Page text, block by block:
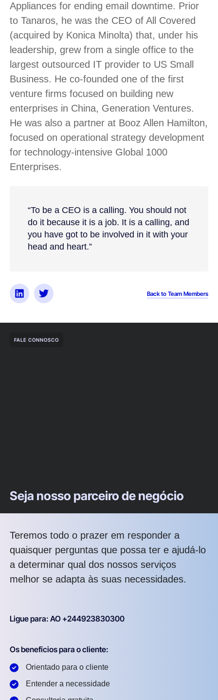
Appliances for ending email downtime. Prior
to Tanaros, he was the CEO of All Covered
(acquired by Konica Minolta) that, under his
leadership, grew from a single office to the
largest outsourced IT provider to US Small
Business. He co-founded one of the first
venture firms focused on building new
enterprises in China, Generation Ventures.
He was also a partner at Booz Allen Hamilton,
focused on operational strategy development
for technology-intensive Global 1000
Enterprises.
“To be a CEO is a calling. You should not
do it because it is a job. It is a calling, and
you have got to be involved in it with your
head and heart.”
Back to Team Members
FALE CONNOSCO
Seja nosso parceiro de negócio
Teremos todo o prazer em responder a
quaisquer perguntas que possa ter e ajudá-lo
a determinar qual dos nossos serviços
melhor se adapta às suas necessidades.
Ligue para: AO +244923830300
Os benefícios para o cliente:
Orientado para o cliente
Entender a necessidade